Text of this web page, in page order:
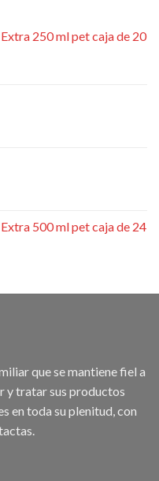
250 ml pet caja de 20
500 ml pet caja de 24
que se mantiene fiel a
y tratar sus productos
en toda su plenitud, con